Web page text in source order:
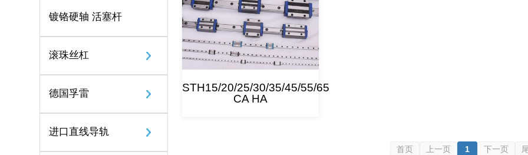
镀铬硬轴 活塞杆
滚珠丝杠
德国孚雷
进口直线导轨
STH15/20/25/30/35/45/55/65
CA HA
首页 上一页 1 下一页